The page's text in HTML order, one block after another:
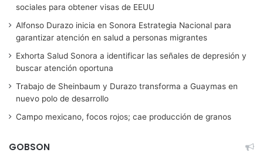
sociales para obtener visas de EEUU
Alfonso Durazo inicia en Sonora Estrategia Nacional para
garantizar atención en salud a personas migrantes
Exhorta Salud Sonora a identificar las señales de depresión y
buscar atención oportuna
Trabajo de Sheinbaum y Durazo transforma a Guaymas en
nuevo polo de desarrollo
Campo mexicano, focos rojos; cae producción de granos
GOBSON